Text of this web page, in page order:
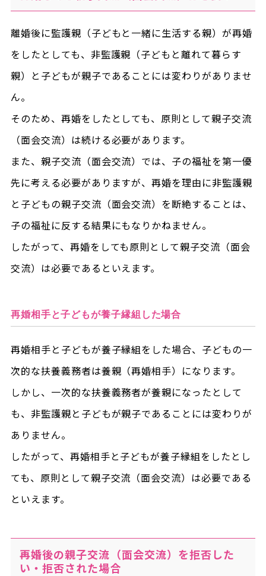
離婚後に監護親（子どもと一緒に生活する親）が再婚
をしたとしても、非監護親（子どもと離れて暮らす
親）と子どもが親子であることには変わりがありませ
ん。
そのため、 再婚をしたとしても、原則として親子交流
（面会交流）は続ける必要があります。
また、親子交流（面会交流）では、子の福祉を第一優
先に考える必要がありますが、再婚を理由に非監護親
と子どもの親子交流（面会交流）を断絶することは、
子の福祉に反する結果にもなりかねません。
したがって、再婚をしても原則として親子交流（面会
交流）は必要であるといえます。
再婚相手と子どもが養子縁組した場合
再婚相手と子どもが養子縁組をした場合、子どもの一
次的な扶養義務者は養親（再婚相手）になります。
しかし、一次的な扶養義務者が養親になったとして
も、非監護親と子どもが親子であることには変わりが
ありません。
したがって、 再婚相手と子どもが養子縁組をしたとし
ても、原則として親子交流（面会交流）は必要である
といえます。
再婚後の親子交流（面会交流）を拒否した
い・拒否された場合